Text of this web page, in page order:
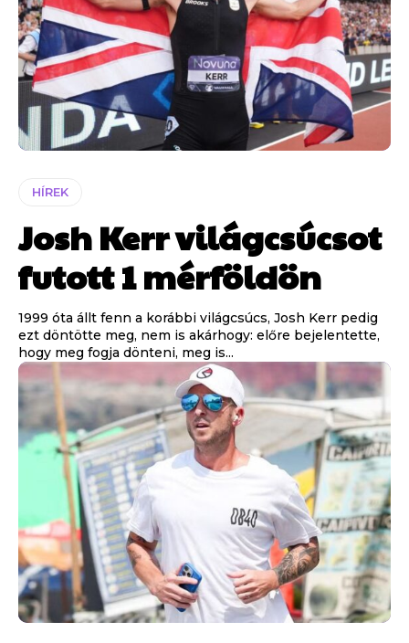
HÍREK
Josh Kerr világcsúcsot
futott 1 mérföldön
1999 óta állt fenn a korábbi világcsúcs, Josh Kerr pedig
ezt döntötte meg, nem is akárhogy: előre bejelentette,
hogy meg fogja dönteni, meg is...